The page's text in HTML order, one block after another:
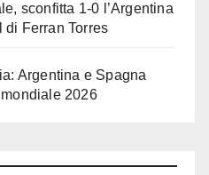
sconfitta 1-0 l’Argentina
Ferran Torres
Argentina e Spagna
2026